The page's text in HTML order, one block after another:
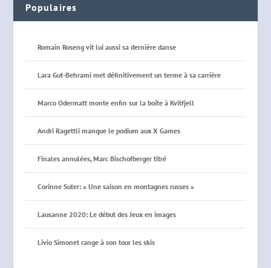
Populaires
Romain Roseng vit lui aussi sa dernière danse
Lara Gut-Behrami met définitivement un terme à sa carrière
Marco Odermatt monte enfin sur la boîte à Kvitfjell
Andri Ragettli manque le podium aux X Games
Finales annulées, Marc Bischofberger titré
Corinne Suter: « Une saison en montagnes russes »
Lausanne 2020: Le début des Jeux en images
Livio Simonet range à son tour les skis